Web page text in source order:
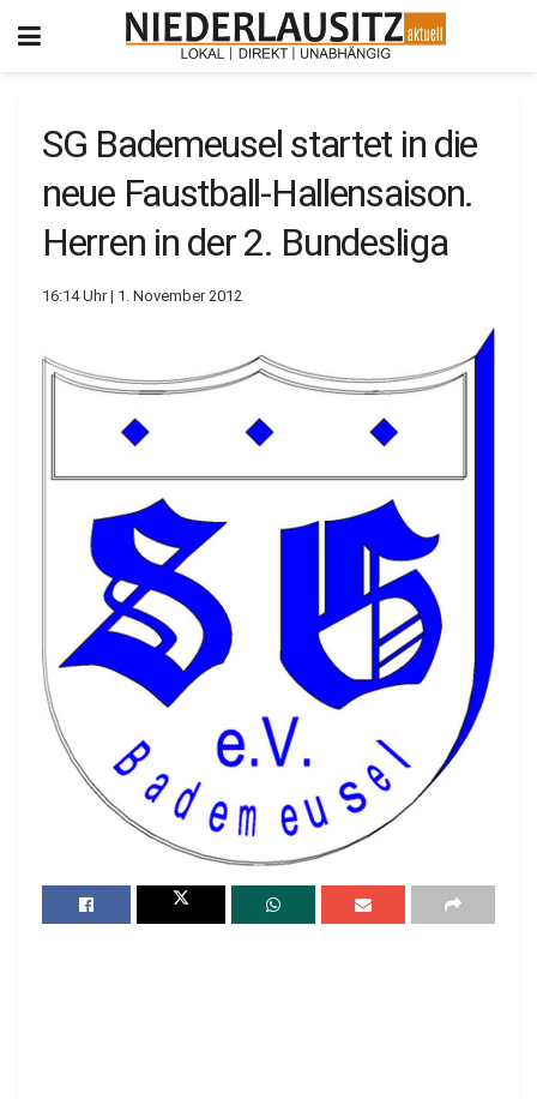
SG Bademeusel startet in die
neue Faustball-Hallensaison.
Herren in der 2. Bundesliga
16:14 Uhr | 1. November 2012